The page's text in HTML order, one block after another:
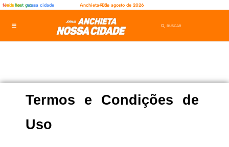
fênix
rede lerhost gutnossa cidade Anchieta-ES,9 de agosto de 2026
Termos e Condições de
Uso